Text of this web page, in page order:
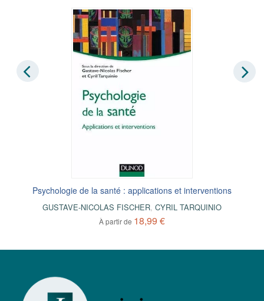
Psychologie de la santé : applications et interventions
GUSTAVE-NICOLAS FISCHER, CYRIL TARQUINIO
À partir de 18,99 €